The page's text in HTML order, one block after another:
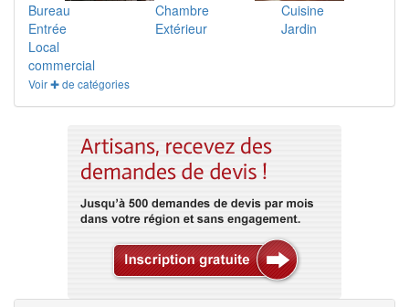
Bureau Chambre
Cuisine
Entrée
Extérieur
Jardin
Local
commercial
Voir ✚ de catégories